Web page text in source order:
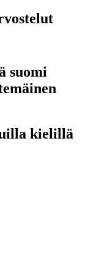
suomi
kielillä